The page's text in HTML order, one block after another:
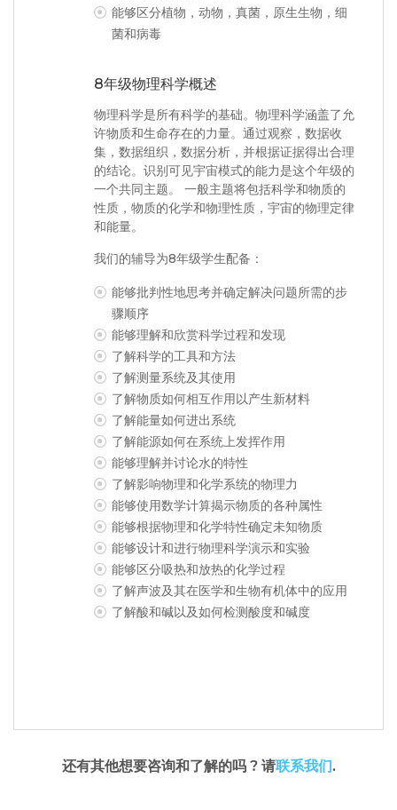
能够区分植物，动物，真菌，原生生物，细
菌和病毒
8年级物理科学概述
物理科学是所有科学的基础。物理科学涵盖了允
许物质和生命存在的力量。通过观察，数据收
集，数据组织，数据分析，并根据证据得出合理
的结论。识别可见宇宙模式的能力是这个年级的
一个共同主题。 一般主题将包括科学和物质的
性质，物质的化学和物理性质，宇宙的物理定律
和能量。
我们的辅导为8年级学生配备：
能够批判性地思考并确定解决问题所需的步
骤顺序
能够理解和欣赏科学过程和发现
了解科学的工具和方法
了解测量系统及其使用
了解物质如何相互作用以产生新材料
了解能量如何进出系统
了解能源如何在系统上发挥作用
能够理解并讨论水的特性
了解影响物理和化学系统的物理力
能够使用数学计算揭示物质的各种属性
能够根据物理和化学特性确定未知物质
能够设计和进行物理科学演示和实验
能够区分吸热和放热的化学过程
了解声波及其在医学和生物有机体中的应用
了解酸和碱以及如何检测酸度和碱度
还有其他想要咨询和了解的吗 ? 请联系我们.